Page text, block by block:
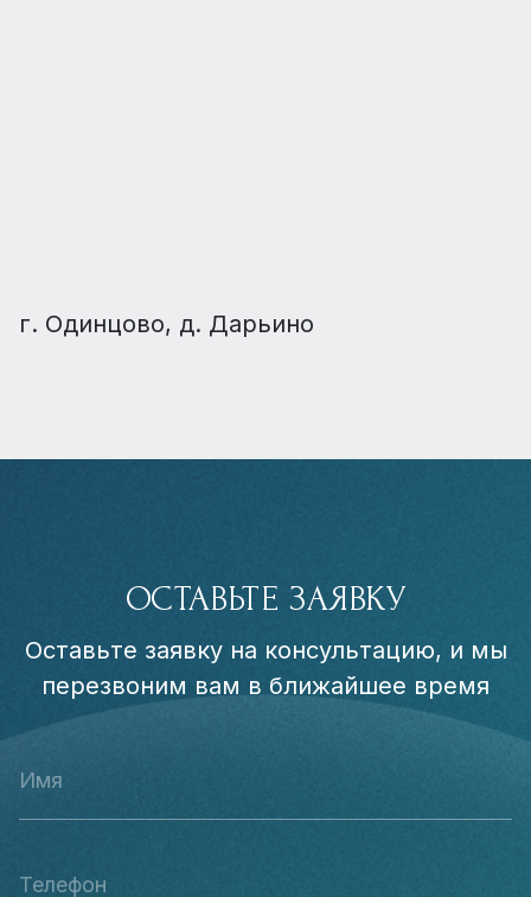
г. Одинцово, д. Дарьино
ОСТАВЬТЕ ЗАЯВКУ
Оставьте заявку на консультацию, и мы
перезвоним вам в ближайшее время